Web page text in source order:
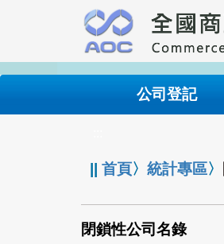
要
內
公司登記
||首頁〉統計專區〉
閉鎖性公司名錄